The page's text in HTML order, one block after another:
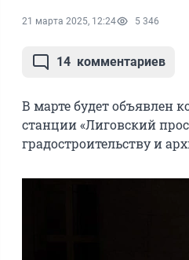
21 марта 2025, 12:24 5 346
14 комментариев
В марте будет объявлен
станции «Лиговский
градостроительству и